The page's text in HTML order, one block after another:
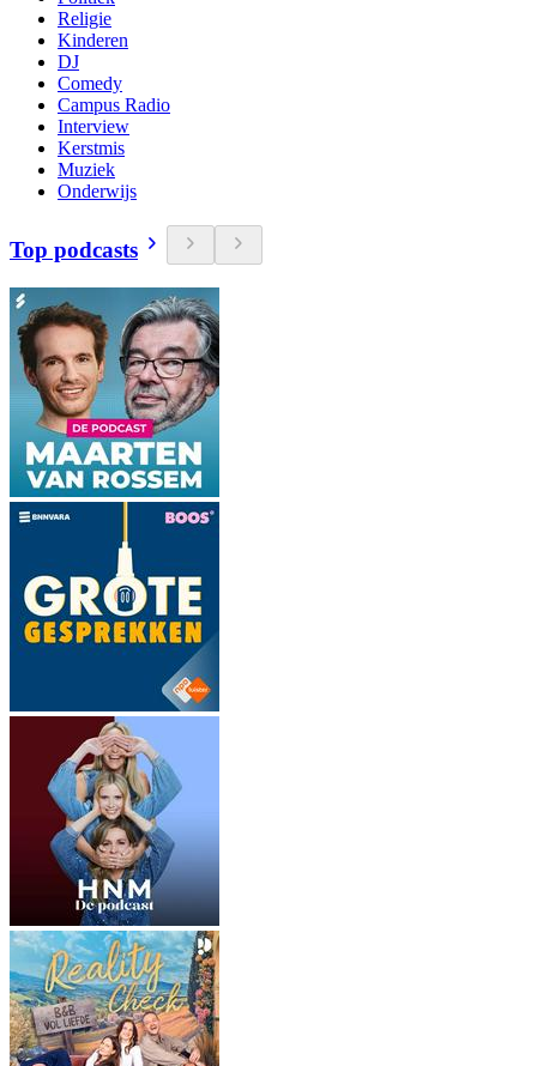
Religie
Kinderen
DJ
Comedy
Campus Radio
Interview
Kerstmis
Muziek
Onderwijs
Top podcasts